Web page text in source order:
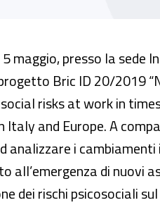
20/2019 - “New
maggio, presso la sede
Bric ID 20/2019
risks at work in
Italy and Europe. A
analizzare i
all’emergenza di nuovi
dei rischi psicosociali